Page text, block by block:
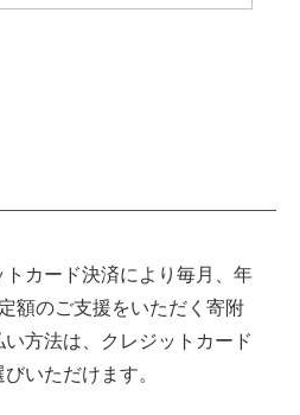
カード決済により毎月、年
額のご支援をいただく寄附
方法は、クレジットカード
いただけます。